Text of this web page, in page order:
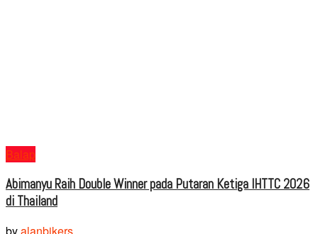
Balap
Abimanyu Raih Double Winner pada Putaran Ketiga IHTTC 2026
di Thailand